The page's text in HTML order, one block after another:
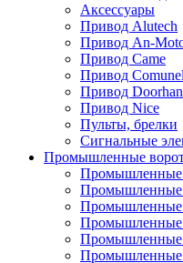
Аксессуары
Привод Alutech
Привод An-
Привод Came
Привод
Привод Doorhan
Привод Nice
Пульты, брелки
Сигнальные
Промышленные
Промышленные
Промышленные
Промышленные
Промышленные
Промышленные
Промышленные